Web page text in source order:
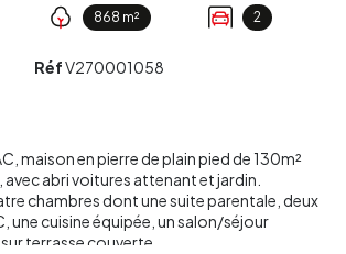
868 m² 2
RéfV270001058
maison en pierre de plain pied de 130m²
abri voitures attenant et jardin.
chambres dont une suite parentale, deux
une cuisine équipée, un salon/séjour
terrasse couverte.